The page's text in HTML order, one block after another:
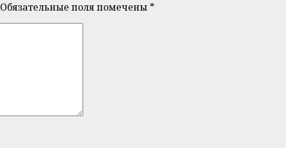
Обязательные поля помечены *